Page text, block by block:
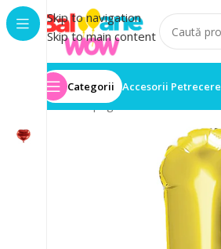
Skip to navigation
Skip to main content
Categorii Accesorii Petrecere
Prima pagină